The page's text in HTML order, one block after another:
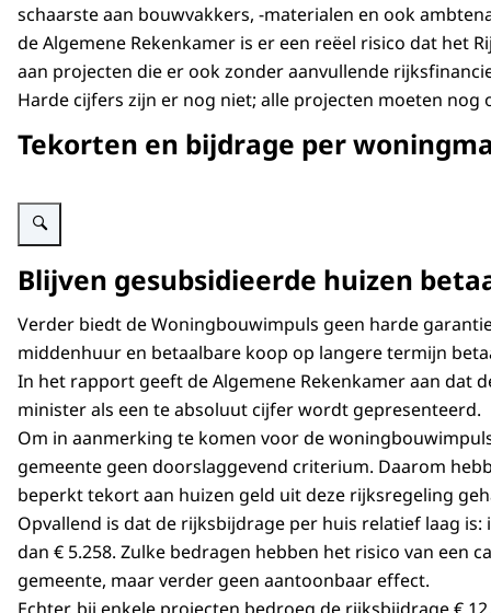
schaarste aan bouwvakkers, -materialen en ook
de Algemene Rekenkamer is er een reëel risico dat het
aan projecten die er ook zonder aanvullende
Harde cijfers zijn er nog niet; alle projecten moeten nog
Tekorten en bijdrage per
Vergroot afbeelding Figuur Woningtekort
Blijven gesubsidieerde huizen
Verder biedt de Woningbouwimpuls geen harde
middenhuur en betaalbare koop op langere termijn
In het rapport geeft de Algemene Rekenkamer aan dat
minister als een te absoluut cijfer wordt gepresenteerd.
Om in aanmerking te komen voor de
gemeente geen doorslaggevend criterium. Daarom
beperkt tekort aan huizen geld uit deze rijksregeling
Opvallend is dat de rijksbijdrage per huis relatief laag
dan € 5.258. Zulke bedragen hebben het risico van een
gemeente, maar verder geen aantoonbaar effect.
Echter, bij enkele projecten bedroeg de rijksbijdrage €